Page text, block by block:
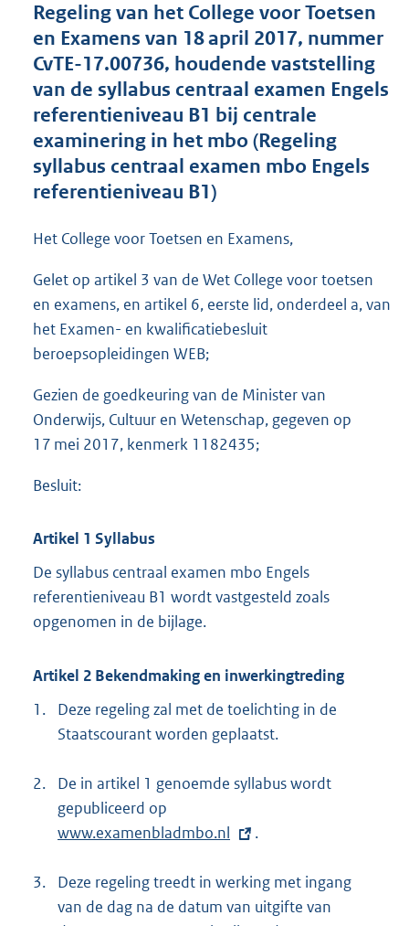
d
s
g
r
o
o
t
e
8
Regeling van het College voor Toetsen
en Examens van 18 april 2017, nummer
CvTE-17.00736, houdende vaststelling
van de syllabus centraal examen Engels
referentieniveau B1 bij centrale
examinering in het mbo (Regeling
syllabus centraal examen mbo Engels
referentieniveau B1)
Het College voor Toetsen en Examens,
Gelet op artikel 3 van de Wet College voor toetsen
en examens, en artikel 6, eerste lid, onderdeel a, van
het Examen- en kwalificatiebesluit
beroepsopleidingen WEB;
Gezien de goedkeuring van de Minister van
Onderwijs, Cultuur en Wetenschap, gegeven op
17 mei 2017, kenmerk 1182435;
Besluit:
Artikel 1 Syllabus
De syllabus centraal examen mbo Engels
referentieniveau B1 wordt vastgesteld zoals
opgenomen in de bijlage.
Artikel 2 Bekendmaking en inwerkingtreding
1.
Deze regeling zal met de toelichting in de
Staatscourant worden geplaatst.
2.
De in artikel 1 genoemde syllabus wordt
gepubliceerd op
x
e
r
www.examenbladmbo.nl .
3.
Deze regeling treedt in werking met ingang
van de dag na de datum van uitgifte van